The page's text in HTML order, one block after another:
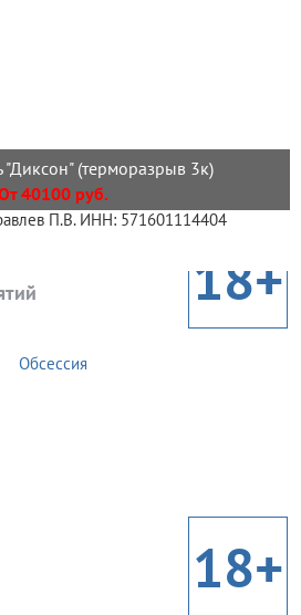
"Диксон" (терморазрыв 3к)
40100 руб.
П.В. ИНН: 571601114404
18+
Обсессия
18+